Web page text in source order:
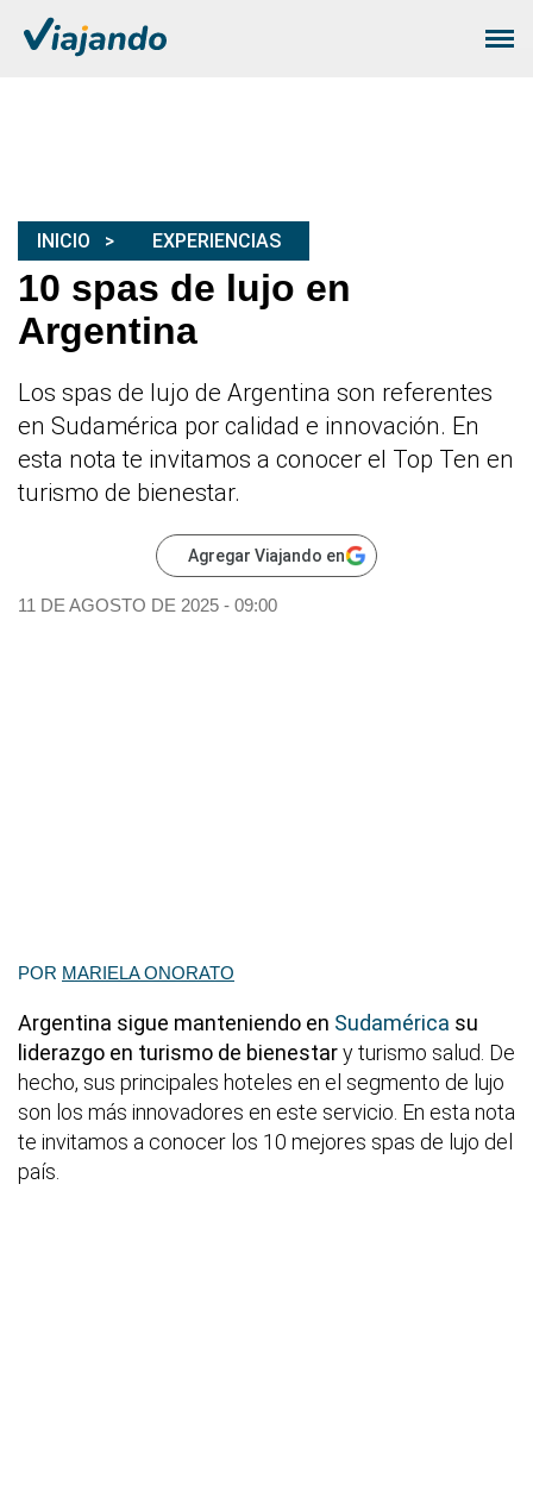
INICIO EXPERIENCIAS
10 spas de lujo en
Argentina
Los spas de lujo de Argentina son referentes
en Sudamérica por calidad e innovación. En
esta nota te invitamos a conocer el Top Ten en
turismo de bienestar.
Agregar Viajando en
11 DE AGOSTO DE 2025 - 09:00
POR MARIELA ONORATO
Argentina sigue manteniendo en Sudamérica su
liderazgo en turismo de bienestary turismo salud. De
hecho, sus principales hoteles en el segmento de lujo
son los más innovadores en este servicio. En esta nota
te invitamos a conocer los 10 mejores spas de lujo del
país.